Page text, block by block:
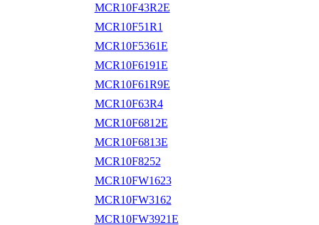
MCR10F43R2E
MCR10F51R1
MCR10F5361E
MCR10F6191E
MCR10F61R9E
MCR10F63R4
MCR10F6812E
MCR10F6813E
MCR10F8252
MCR10FW1623
MCR10FW3162
MCR10FW3921E